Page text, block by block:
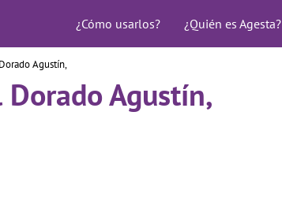
¿Cómo usarlos? ¿Quién es Agesta?
Agustín,
Agustín,